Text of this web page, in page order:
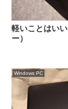
軽いことはい
ー）
Windows PC